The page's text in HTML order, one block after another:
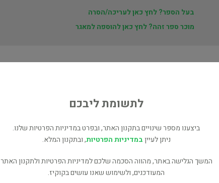
בעל הספר? לחץ כאן לעריכה/הסרה
מוכר ספר זהה? לחץ כאן להוספה למאגר
הרפתקאות דוד אריה 2:
במדבר השויצרי - 3
ילדים ונוער
לתשומת ליבכם
ביצענו מספר שינויים בתקנון האתר, ובפרט במדיניות הפרטיות שלנו.
ניתן לעייןבמדיניות הפרטיות, ובתקנון המלא.
המשך הגלישה באתר, מהווה הסכמה שלכם למדיניות הפרטיות ולתקנון האתר
המעודכנים, ולשימוש שאנו עושים בקוקיז.